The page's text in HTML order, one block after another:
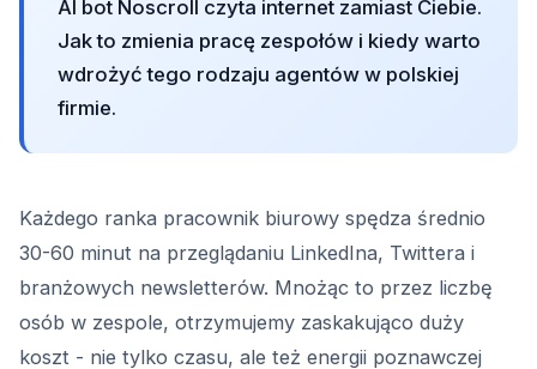
AI bot Noscroll czyta internet zamiast Ciebie.
Jak to zmienia pracę zespołów i kiedy warto
wdrożyć tego rodzaju agentów w polskiej
firmie.
Każdego ranka pracownik biurowy spędza średnio
30-60 minut na przeglądaniu LinkedIna, Twittera i
branżowych newsletterów. Mnożąc to przez liczbę
osób w zespole, otrzymujemy zaskakująco duży
koszt - nie tylko czasu, ale też energii poznawczej